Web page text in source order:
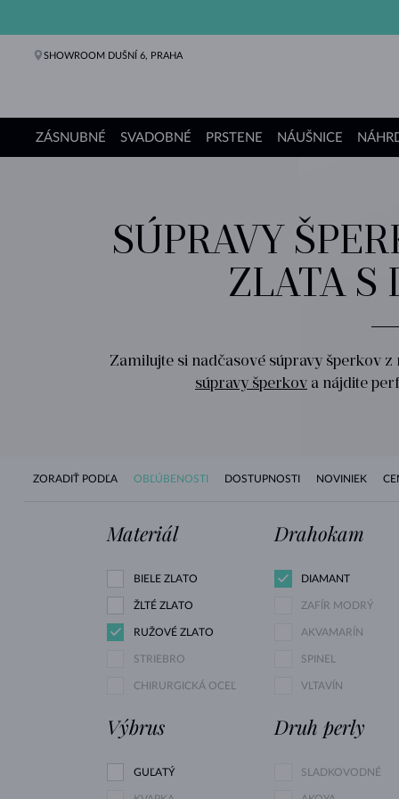
SHOWROOM DUŠNÍ 6, PRAHA
ZÁSNUBNÉ SVADOBNÉ PRSTENE NÁUŠNICE
SÚPRAVY
ZLATA S
Zamilujte si nadčasové súpravy šperkov
súpravy šperkov a nájdite
ZORADIŤ PODĽA OBĽÚBENOSTI DOSTUPNOSTI NOVINIEK
Materiál
BIELE ZLATO
ŽLTÉ ZLATO
RUŽOVÉ ZLATO
STRIEBRO
CHIRURGICKÁ OCEĽ
Drahokam
DIAMANT
ZAFÍR MODRÝ
AKVAMARÍN
SPINEL
VLTAVÍN
Výbrus
GUĽATÝ
Druh perly
SLADKOVODNÉ